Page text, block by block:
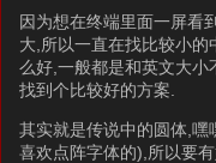
因为想在终端里面一屏看
大,所以一直在找比较小
么好,一般都是和英文大
找到个比较好的方案.
其实就是传说中的圆体,
喜欢点阵字体的),所以要